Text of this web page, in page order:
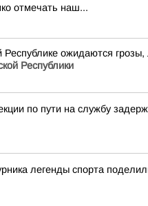
отмечать наш...
Республике ожидаются
Республики
по пути на службу
легенды спорта